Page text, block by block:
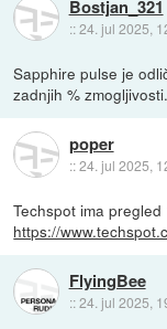
Bostjan_321
::24. jul 2025,
Sapphire pulse je
zadnjih % zmogljivosti.
poper
::24. jul 2025,
Techspot ima
https://
FlyingBee
::24. jul 2025,